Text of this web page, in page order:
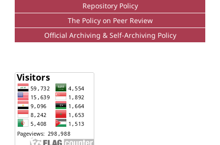
Repository Policy
The Policy on Peer Review
Official Archiving & Self-Archiving Policy